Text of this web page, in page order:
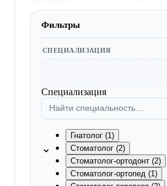
Фильтры
СПЕЦИАЛИЗАЦИЯ
Специализация
Гнатолог (1)
Стоматолог (2)
Стоматолог-ортодонт (2)
Стоматолог-ортопед (1)